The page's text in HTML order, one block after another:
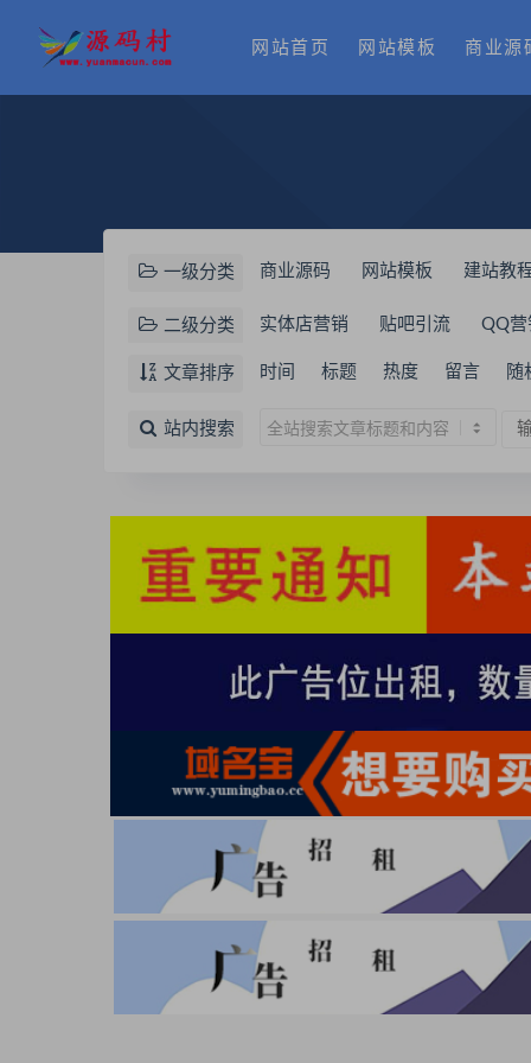
网站首页 网站模板 商业源
一级分类 商业源码 网站模板 建站教
二级分类 实体店营销 贴吧引流 QQ营
美工教程 文案素材 社区营
文章排序 时间 标题 热度 留言 随
站内搜索